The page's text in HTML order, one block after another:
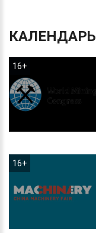
КАЛЕНДАРЬ
16+
16+